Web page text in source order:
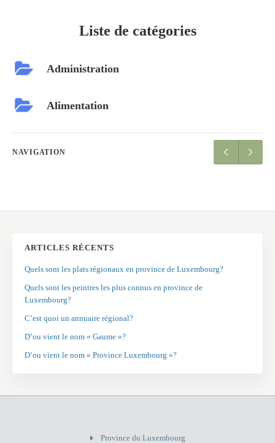
Liste de catégories
Administration
Alimentation
NAVIGATION
ARTICLES RÉCENTS
Quels sont les plats régionaux en province de Luxembourg?
Quels sont les peintres les plus connus en province de
Luxembourg?
C’est quoi un annuaire régional?
D’ou vient le nom « Gaume »?
D’ou vient le nom « Province Luxembourg »?
Province du Luxembourg